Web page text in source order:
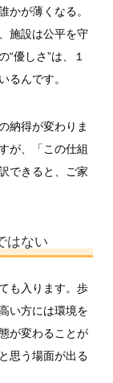
かが薄くなる。
施設は公平を守
“優しさ”は、１
るんです。
納得が変わりま
が、「この仕組
できると、ご家
はない
も入ります。歩
い方には環境を
が変わることが
思う場面が出る